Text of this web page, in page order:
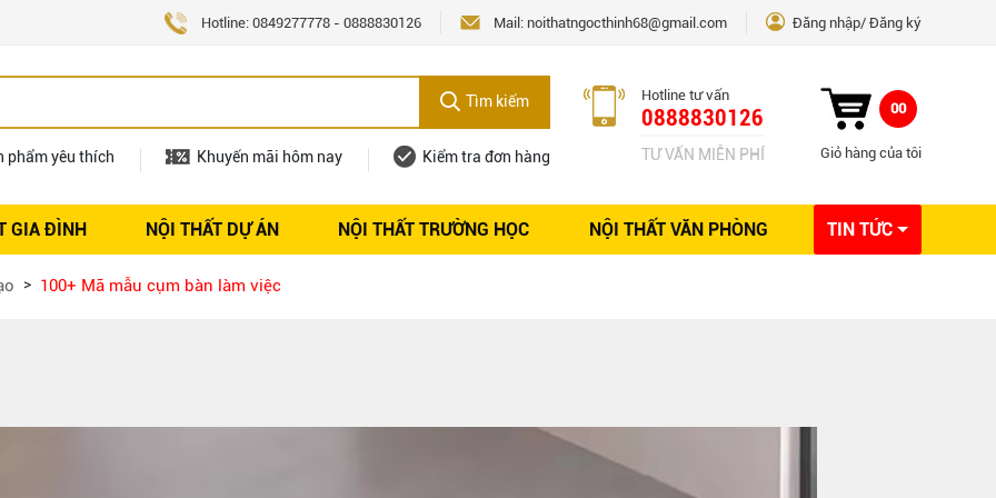
Hotline: 0849277778 - 0888830126 Mail: noithatngocthinh68@gmail.com Đăng nhập Đăng ký
Tìm kiếm
phẩm yêu thích Khuyến mãi hôm nay Kiểm tra đơn hàng
Hotline tư vấn
0888830126
TƯ VẤN MIỄN PHÍ
00
Giỏ hàng của tôi
GIA ĐÌNH NỘI THẤT DỰ ÁN NỘI THẤT TRƯỜNG HỌC NỘI THẤT VĂN PHÒNG TIN TỨC
100+ Mã mẫu cụm bàn làm việc